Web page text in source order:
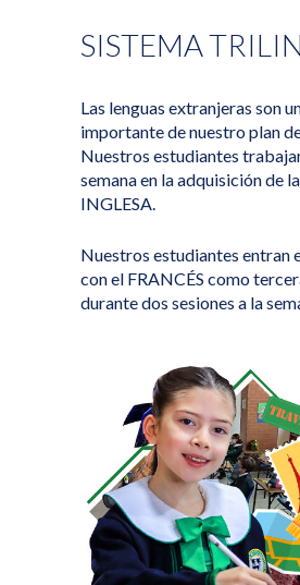
-- PRIMARIA
EDUCACIÓN TRILINGÜE
MODELO EDUCATIVO
CONTACTO
SISTEMA
Las lenguas extranjeras son
importante de nuestro plan
Nuestros estudiantes
semana en la adquisición de
INGLESA.
Nuestros estudiantes entran
con el FRANCÉS como
durante dos sesiones a la